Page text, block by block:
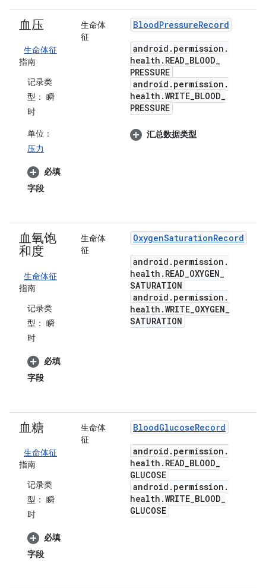
血压
生命体征
指南
记录类
型： 瞬
时
单位：
压力
必填
字段
生命体
征
BloodPressureRecord
android . permission .
health . READ_BLOOD_
PRESSURE
android . permission .
health .WRITE_BLOOD_
PRESSURE
汇总数据类型
血氧饱
和度
生命体征
指南
记录类
型： 瞬
时
必填
字段
生命体
征
OxygenSaturationRecord
android . permission .
health . READ_OXYGEN_
SATURATION
android . permission .
health .WRITE_OXYGEN_
SATURATION
血糖
生命体征
指南
记录类
型： 瞬
时
必填
字段
生命体
征
BloodGlucoseRecord
android . permission .
health . READ_BLOOD_
GLUCOSE
android . permission .
health .WRITE_BLOOD_
GLUCOSE